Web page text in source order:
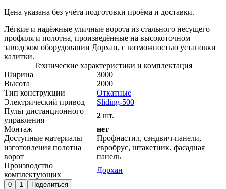
Цена указана без учёта подготовки проёма и доставки.
Лёгкие и надёжные уличные ворота из стального несущего
профиля и полотна, произведённые на высокоточном
заводском оборудовании Дорхан, с возможностью установки
калитки.
Технические характеристики и комплектация
Ширина
3000
Высота
2000
Тип конструкции
Откатные
Электрический привод
Sliding-500
Пульт дистанционного
управления
2 шт.
Монтаж
нет
Доступные материалы
изготовления полотна
ворот
Профнастил, сэндвич-панели,
евробрус, штакетник, фасадная
панель
Производство
комплектующих
Дорхан
0 1 Поделиться